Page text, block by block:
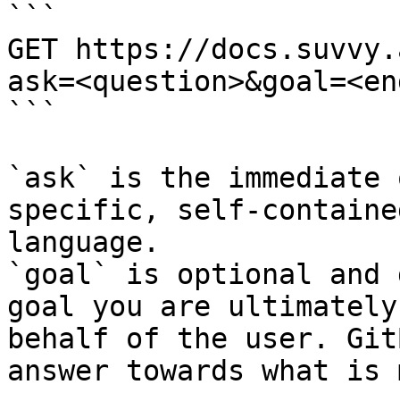
```
GET https://
```
`ask` is the
specific, self-
language.
`goal` is optional and
goal you are
behalf of the user.
answer towards what